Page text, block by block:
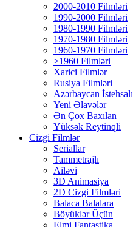
2000-2010 Filmləri
1990-2000 Filmləri
1980-1990 Filmləri
1970-1980 Filmləri
1960-1970 Filmləri
>1960 Filmləri
Xarici Filmlər
Rusiya Filmləri
Azərbaycan İstehsalı
Yeni Əlavələr
Ən Çox Baxılan
Yüksək Reytinqli
Cizgi Filmlər
Seriallar
Tammetrajlı
Ailəvi
3D Animasiya
2D Cizgi Filmləri
Balaca Balalara
Böyüklər Üçün
Elmi Fantastika